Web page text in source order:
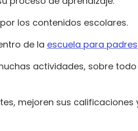
los contenidos escolares.
de la escuela para padres
actividades, sobre
mejoren sus calificaciones